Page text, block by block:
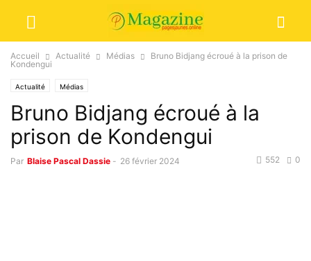
Accueil Actualité Médias
Bruno Bidjang écroué à la prison de
Kondengui
Actualité Médias
Bruno Bidjang écroué à la
prison de Kondengui
Par Blaise Pascal Dassie - 26 février 2024 0
552